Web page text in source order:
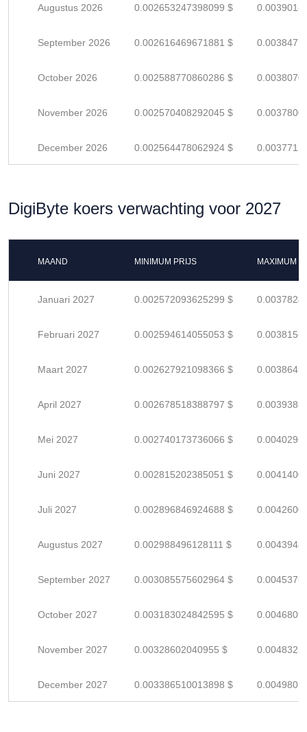
Augustus 2026 0.002653247398099 $
September 2026 0.002616469671881 $
October 2026 0.002588770860286 $
November 2026 0.002570408292045 $
December 2026 0.002564478062924 $
DigiByte koers verwachting voor 2027
MAAND MINIMUM PRIJS MAXIMUM
Januari 2027 0.002572093625299 $
Februari 2027 0.002594614055053 $
Maart 2027 0.002627921098366 $
April 2027 0.002678518388797 $
Mei 2027 0.002740173736066 $
Juni 2027 0.002815202385051 $
Juli 2027 0.002896846924688 $
Augustus 2027 0.002988496128111 $
September 2027 0.003085575602964 $
October 2027 0.003183024842595 $
November 2027 0.00328602040955 $
December 2027 0.003386510013898 $